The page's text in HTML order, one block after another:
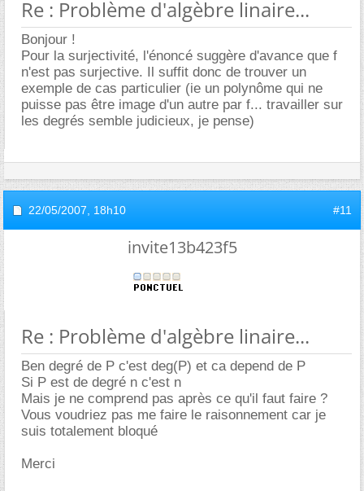
Re : Problème d'algèbre linaire...
Bonjour !
Pour la surjectivité, l'énoncé suggère d'avance que f
n'est pas surjective. Il suffit donc de trouver un
exemple de cas particulier (ie un polynôme qui ne
puisse pas être image d'un autre par f... travailler sur
les degrés semble judicieux, je pense)
22/05/2007, 18h10 #11
invite13b423f5
Re : Problème d'algèbre linaire...
Ben degré de P c'est deg(P) et ca depend de P
Si P est de degré n c'est n
Mais je ne comprend pas après ce qu'il faut faire ?
Vous voudriez pas me faire le raisonnement car je
suis totalement bloqué
Merci